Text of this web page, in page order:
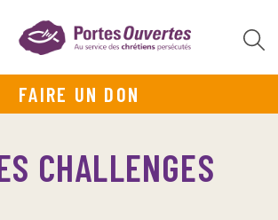
FAIRE UN DON
CHALLENGES